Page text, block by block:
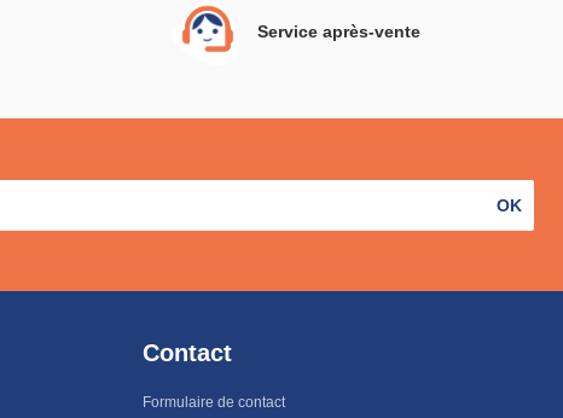
Service après-vente
OK
Contact
Formulaire de contact